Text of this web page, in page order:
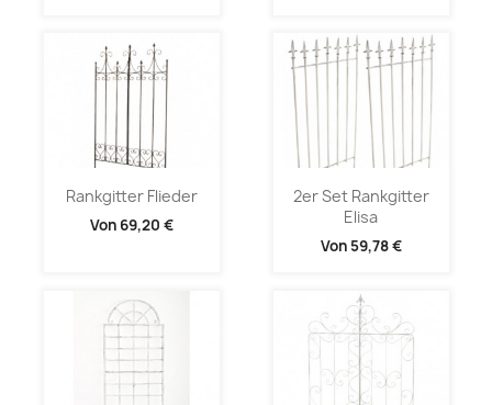
Rankgitter Flieder
Von 69,20 €
2er Set Rankgitter
Elisa
Von 59,78 €